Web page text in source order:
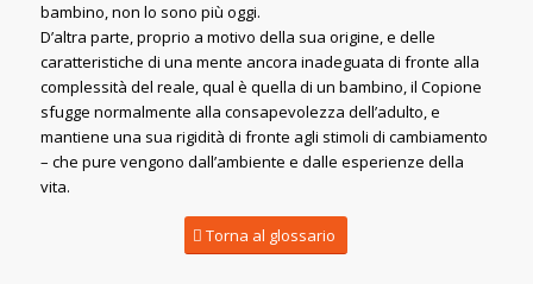
bambino, non lo sono più oggi.
D’altra parte, proprio a motivo della sua origine, e delle
caratteristiche di una mente ancora inadeguata di fronte alla
complessità del reale, qual è quella di un bambino, il Copione
sfugge normalmente alla consapevolezza dell’adulto, e
mantiene una sua rigidità di fronte agli stimoli di cambiamento
– che pure vengono dall’ambiente e dalle esperienze della
vita.
Torna al glossario